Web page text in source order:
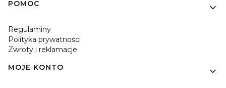
Linki w stopce
POMOC
Regulaminy
Polityka prywatności
Zwroty i reklamacje
MOJE KONTO